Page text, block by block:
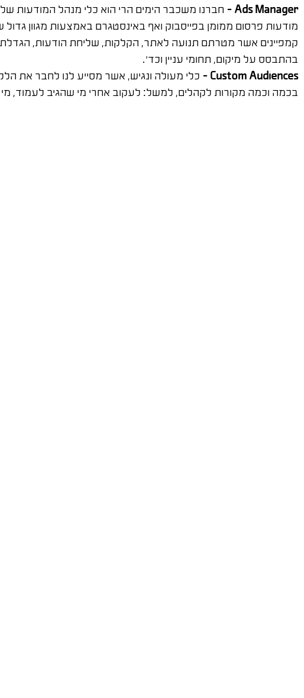
Ads Manager –
חברנו משכבר הימים הרי הוא כלי מנהל המודעות
מודעות פרסום ממומן בפייסבוק ואף באינסטגרם באמצעות מגוון
קמפיינים אשר מטרתם תנועה לאתר, הקלקות, שליחת הודעות, הגדלת
בהתבסס על מיקום, תחומי עניין וכד'.
Custom Audiences –
כלי מעולה ונגיש, אשר מסייע לנו לחבר את
בכמה וכמה מקורות לקהלים, למשל: לעקוב אחרי מי שהגיב לעמוד,